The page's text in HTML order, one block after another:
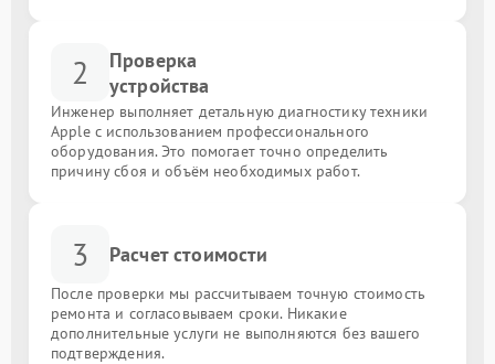
2
Проверка
устройства
Инженер выполняет детальную диагностику техники
Apple с использованием профессионального
оборудования. Это помогает точно определить
причину сбоя и объём необходимых работ.
3 Расчет стоимости
После проверки мы рассчитываем точную стоимость
ремонта и согласовываем сроки. Никакие
дополнительные услуги не выполняются без вашего
подтверждения.